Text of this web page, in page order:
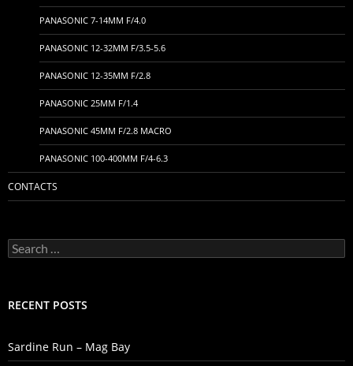
PANASONIC 7-14MM F/4.0
PANASONIC 12-32MM F/3.5-5.6
PANASONIC 12-35MM F/2.8
PANASONIC 25MM F/1.4
PANASONIC 45MM F/2.8 MACRO
PANASONIC 100-400MM F/4-6.3
CONTACTS
Search
for:
RECENT POSTS
Sardine Run – Mag Bay